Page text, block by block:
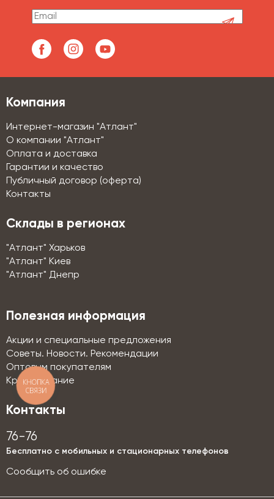
Компания
Интернет-магазин "Атлант"
О компании "Атлант"
Оплата и доставка
Гарантии и качество
Публичный договор (оферта)
Контакты
Склады в регионах
"Атлант" Харьков
"Атлант" Киев
"Атлант" Днепр
Полезная информация
Акции и специальные предложения
Советы. Новости. Рекомендации
Оптовым покупателям
Кредитование
Контакты
76-76
Бесплатно с мобильных и стационарных телефонов
Сообщить об ошибке
КНОПКА
СВЯЗИ